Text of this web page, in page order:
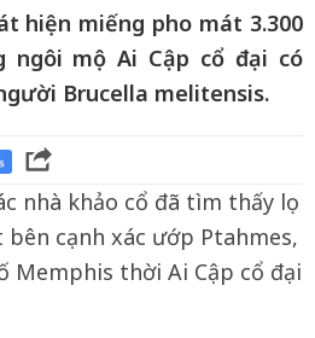
hiện miếng pho mát 3.300
ngôi mộ Ai Cập cổ đại có
Brucella melitensis.
nhà khảo cổ đã tìm thấy lọ
cạnh xác ướp Ptahmes,
thời Ai Cập cổ đại